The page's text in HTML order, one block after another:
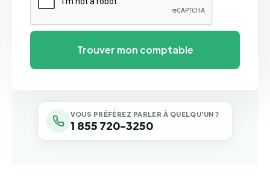
VOUS PRÉFÉREZ PARLER À QUELQU'UN ?
1 855 720-3250